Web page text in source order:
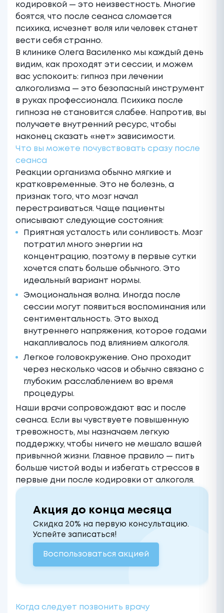
кодировкой — это неизвестность. Многие
боятся, что после сеанса сломается
психика, исчезнет воля или человек станет
вести себя странно.
В клинике Олега Василенко мы каждый день
видим, как проходят эти сессии, и можем
вас успокоить: гипноз при лечении
алкоголизма — это безопасный инструмент
в руках профессионала. Психика после
гипноза не становится слабее. Напротив, вы
получаете внутренний ресурс, чтобы
наконец сказать «нет» зависимости.
Что вы можете почувствовать сразу после
сеанса
Реакции организма обычно мягкие и
кратковременные. Это не болезнь, а
признак того, что мозг начал
перестраиваться. Чаще пациенты
описывают следующие состояния:
Приятная усталость или сонливость. Мозг
потратил много энергии на
концентрацию, поэтому в первые сутки
хочется спать больше обычного. Это
идеальный вариант нормы.
Эмоциональная волна. Иногда после
сессии могут появиться воспоминания или
сентиментальность. Это выход
внутреннего напряжения, которое годами
накапливалось под влиянием алкоголя.
Легкое головокружение. Оно проходит
через несколько часов и обычно связано с
глубоким расслаблением во время
процедуры.
Наши врачи сопровождают вас и после
сеанса. Если вы чувствуете повышенную
тревожность, мы назначаем легкую
поддержку, чтобы ничего не мешало вашей
привычной жизни. Главное правило — пить
больше чистой воды и избегать стрессов в
первые дни после кодировки от алкоголя.
Акция до конца месяца
Скидка 20% на первую консультацию.
Успейте записаться!
Воспользоваться акцией
Когда следует позвонить врачу